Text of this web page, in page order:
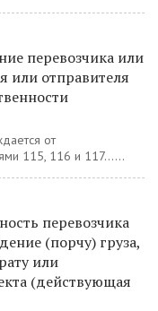
перевозчика или
или отправителя
от
115, 116 и 117......
перевозчика
(порчу) груза,
или
(действующая